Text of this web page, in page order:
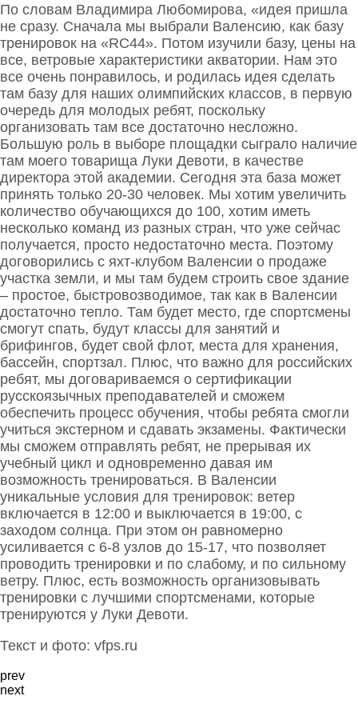
По словам Владимира Любомирова, «идея пришла
не сразу. Сначала мы выбрали Валенсию, как базу
тренировок на «RC44». Потом изучили базу, цены на
все, ветровые характеристики акватории. Нам это
все очень понравилось, и родилась идея сделать
там базу для наших олимпийских классов, в первую
очередь для молодых ребят, поскольку
организовать там все достаточно несложно.
Большую роль в выборе площадки сыграло наличие
там моего товарища Луки Девоти, в качестве
директора этой академии. Сегодня эта база может
принять только 20-30 человек. Мы хотим увеличить
количество обучающихся до 100, хотим иметь
несколько команд из разных стран, что уже сейчас
получается, просто недостаточно места. Поэтому
договорились с яхт-клубом Валенсии о продаже
участка земли, и мы там будем строить свое здание
– простое, быстровозводимое, так как в Валенсии
достаточно тепло. Там будет место, где спортсмены
смогут спать, будут классы для занятий и
брифингов, будет свой флот, места для хранения,
бассейн, спортзал. Плюс, что важно для российских
ребят, мы договариваемся о сертификации
русскоязычных преподавателей и сможем
обеспечить процесс обучения, чтобы ребята смогли
учиться экстерном и сдавать экзамены. Фактически
мы сможем отправлять ребят, не прерывая их
учебный цикл и одновременно давая им
возможность тренироваться. В Валенсии
уникальные условия для тренировок: ветер
включается в 12:00 и выключается в 19:00, с
заходом солнца. При этом он равномерно
усиливается с 6-8 узлов до 15-17, что позволяет
проводить тренировки и по слабому, и по сильному
ветру. Плюс, есть возможность организовывать
тренировки с лучшими спортсменами, которые
тренируются у Луки Девоти.
Текст и фото: vfps.ru
prev
next